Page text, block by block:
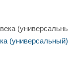
(универсальный)